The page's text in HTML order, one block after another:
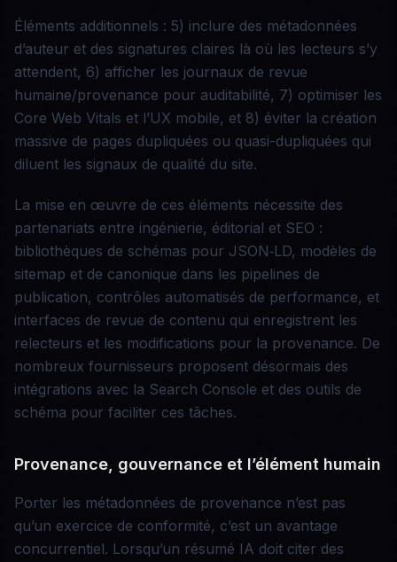
Éléments additionnels : 5) inclure des métadonnées
d’auteur et des signatures claires là où les lecteurs s’y
attendent, 6) afficher les journaux de revue
humaine/provenance pour auditabilité, 7) optimiser les
Core Web Vitals et l’UX mobile, et 8) éviter la création
massive de pages dupliquées ou quasi-dupliquées qui
diluent les signaux de qualité du site.
La mise en œuvre de ces éléments nécessite des
partenariats entre ingénierie, éditorial et SEO :
bibliothèques de schémas pour JSON‑LD, modèles de
sitemap et de canonique dans les pipelines de
publication, contrôles automatisés de performance, et
interfaces de revue de contenu qui enregistrent les
relecteurs et les modifications pour la provenance. De
nombreux fournisseurs proposent désormais des
intégrations avec la Search Console et des outils de
schéma pour faciliter ces tâches.
Provenance, gouvernance et l’élément humain
Porter les métadonnées de provenance n’est pas
qu’un exercice de conformité, c’est un avantage
concurrentiel. Lorsqu’un résumé IA doit citer des